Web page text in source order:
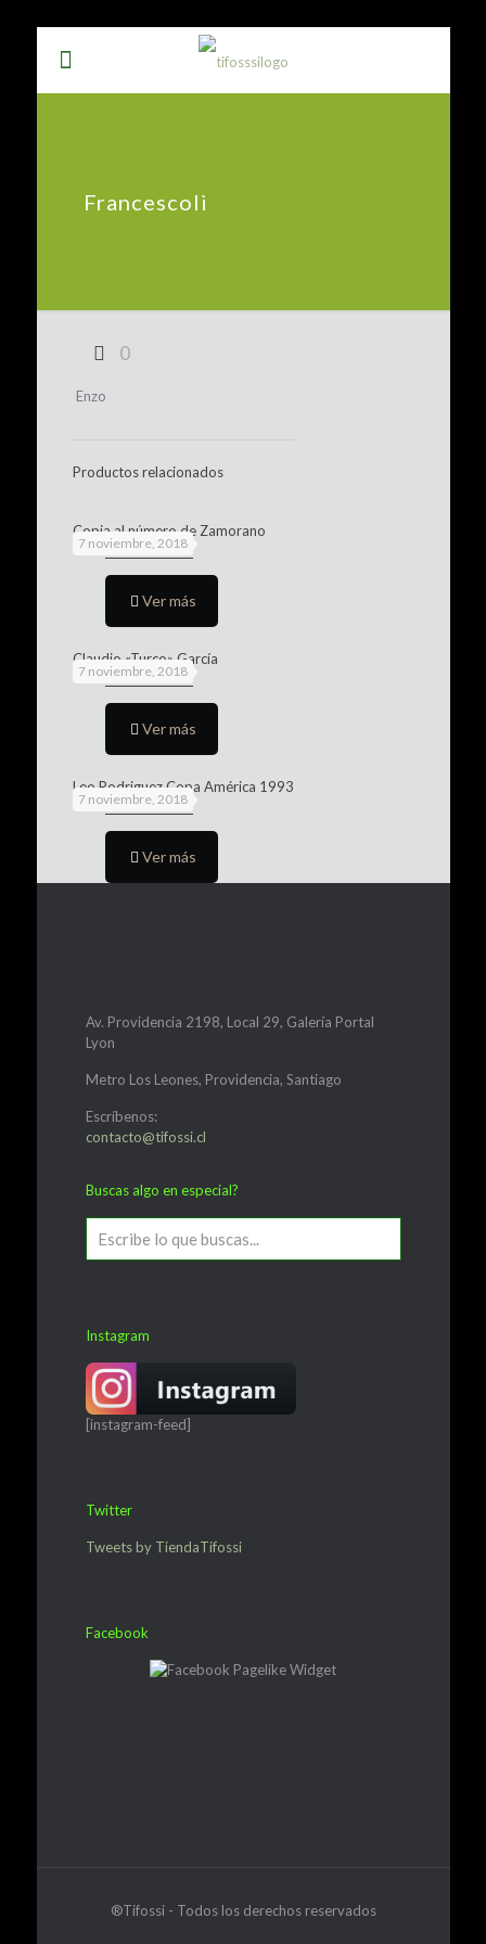
Francescoli
0
Enzo
Productos relacionados
7 noviembre, 2018
Copia al número de Zamorano
Ver más
7 noviembre, 2018
Claudio «Turco» García
Ver más
7 noviembre, 2018
Leo Rodriguez Copa América 1993
Ver más
Av. Providencia 2198, Local 29, Galería Portal
Lyon
Metro Los Leones, Providencia, Santiago
Escríbenos:
contacto@tifossi.cl
Buscas algo en especial?
Instagram
[instagram-feed]
Twitter
Tweets by TiendaTifossi
Facebook
®Tifossi - Todos los derechos reservados